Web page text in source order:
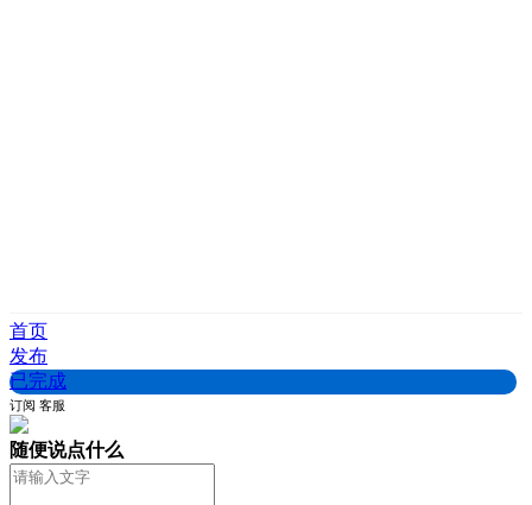
首页
发布
已完成
订阅 客服
随便说点什么